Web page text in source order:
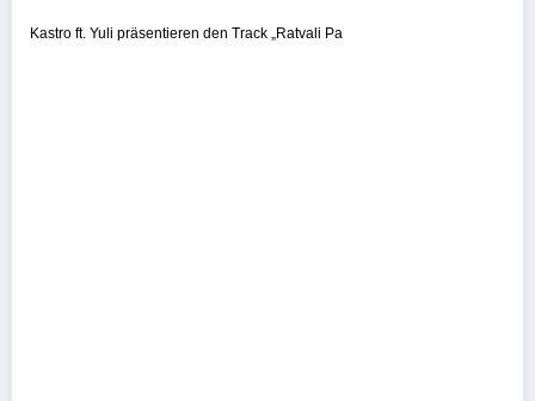
Kastro ft. Yuli präsentieren den Track „Ratvali Pa